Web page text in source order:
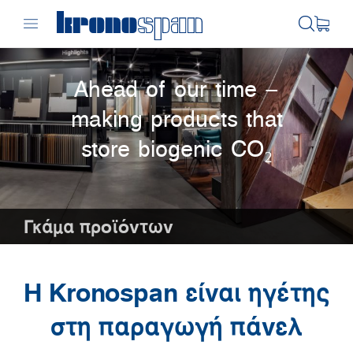
Γκάμα προϊόντων
Ahead of our time –
making products that
store biogenic CO₂
Η Kronospan είναι ηγέτης
στη παραγωγή πάνελ